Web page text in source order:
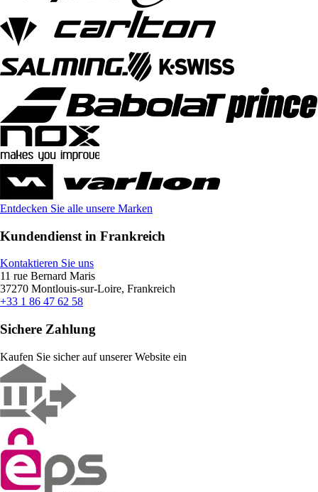
Entdecken Sie alle unsere Marken
Kundendienst in Frankreich
Kontaktieren Sie uns
11 rue Bernard Maris
37270 Montlouis-sur-Loire, Frankreich
+33 1 86 47 62 58
Sichere Zahlung
Kaufen Sie sicher auf unserer Website ein